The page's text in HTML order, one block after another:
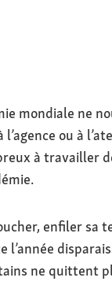
mondiale ne
ou à
à travailler
enfiler sa
ne quittent